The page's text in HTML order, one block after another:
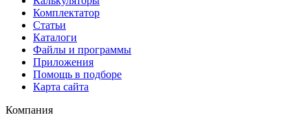
Комплектатор
Статьи
Каталоги
Файлы и программы
Приложения
Помощь в подборе
Карта сайта
Компания